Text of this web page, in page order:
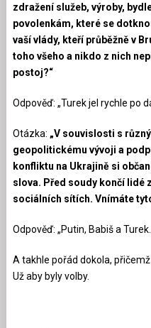
zdražení služeb, výroby,
povolenkám, které se
vaší vlády, kteří průběžně v
toho všeho a nikdo z nich
postoj?“
Odpověď: „Turek jel rychle po
Otázka: „V souvislosti s
geopolitickému vývoji a
konfliktu na Ukrajině si
slova. Před soudy končí lidé
sociálních sítích. Vnímáte
Odpověď: „Putin, Babiš a
A takhle pořád dokola,
Už aby byly volby.